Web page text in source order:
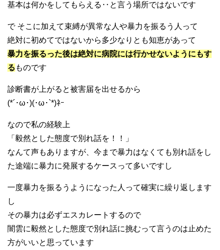
基本は何かをしてもらえる‥と言う場所ではないです
で そこに加えて束縛が異常な人や暴力を振るう人って
絶対に初めてではないから多少なりとも知恵があって
暴力を振るった後は絶対に病院には行かせないようにもす
る ものです
診断書が上がると被害届を出せるから
(*´･ω･)(･ω･`*)ﾈｰ
なので私の経験上
「毅然とした態度で別れ話を！！」
なんて声もありますが、今まで暴力はなくても別れ話をし
た途端に暴力に発展するケースって多いですし
一度暴力を振るうようになった人って確実に繰り返します
し
その暴力は必ずエスカレートするので
闇雲に毅然とした態度で別れ話に挑むって言うのは止めた
方がいいと思っています